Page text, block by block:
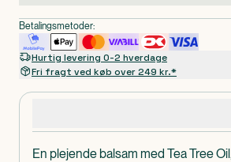
En plejende balsam med Tea Tree
Betalingsmetoder:
Hurtig levering 0-2 hverdage
Fri fragt ved køb over 249 kr.*